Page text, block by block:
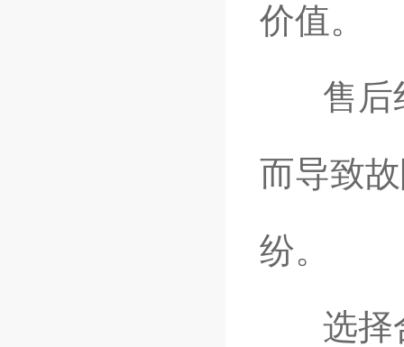
价值。
售后纠
而导致
纷。
选择合